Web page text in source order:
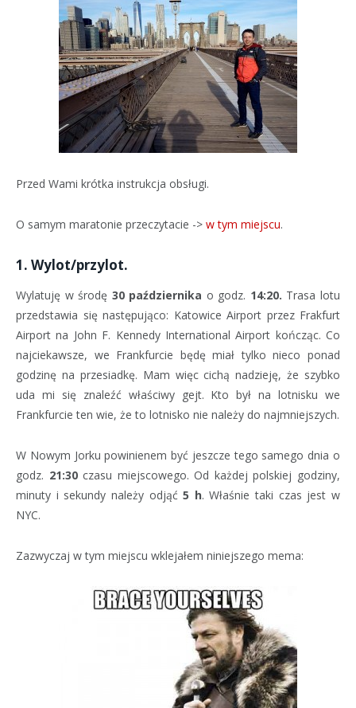
Przed Wami krótka instrukcja obsługi.
O samym maratonie przeczytacie -> w tym miejscu.
1. Wylot/przylot.
Wylatuję w środę 30 października o godz. 14:20. Trasa lotu
przedstawia się następująco: Katowice Airport przez Frakfurt
Airport na John F. Kennedy International Airport kończąc. Co
najciekawsze, we Frankfurcie będę miał tylko nieco ponad
godzinę na przesiadkę. Mam więc cichą nadzieję, że szybko
uda mi się znaleźć właściwy gejt. Kto był na lotnisku we
Frankfurcie ten wie, że to lotnisko nie należy do najmniejszych.
W Nowym Jorku powinienem być jeszcze tego samego dnia o
godz. 21:30czasu miejscowego. Od każdej polskiej godziny,
minuty i sekundy należy odjąć5 h. Właśnie taki czas jest w
NYC.
Zazwyczaj w tym miejscu wklejałem niniejszego mema: